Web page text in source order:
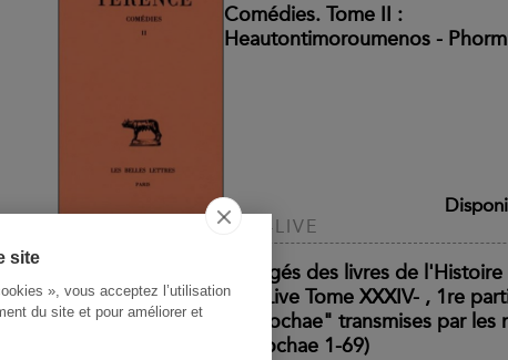
site
», vous acceptez l’utilisation
du site et pour améliorer et
Comédies. Tome II :
Heautontimoroumenos -
TITE-LIVE
Abrégés des livres de
Tite-Live Tome XXXIV- , 1re
"Periochae" transmises par les
(Periochae 1-69)